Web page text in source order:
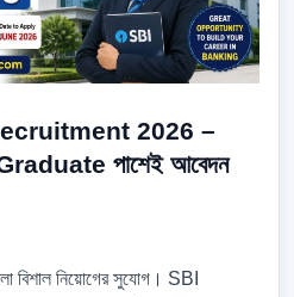
2026 –
পাশেই আবেদন
বিশাল নিয়োগের সুযোগ। SBI